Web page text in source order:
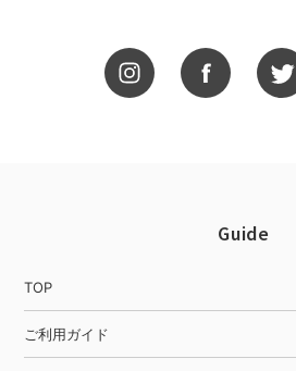
Guide
TOP
ご利用ガイド